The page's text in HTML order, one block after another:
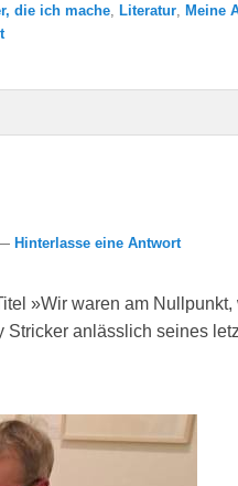
die ich mache, Literatur, Meine
Hinterlasse eine Antwort
»Wir waren am
anlässlich seines